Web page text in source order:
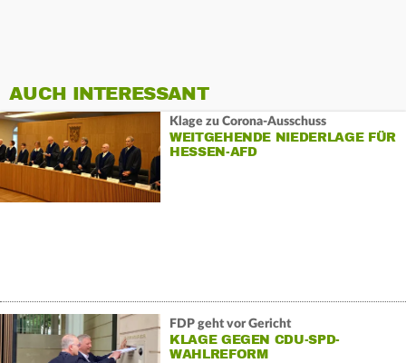
AUCH INTERESSANT
Klage zu Corona-Ausschuss
WEITGEHENDE NIEDERLAGE FÜR
HESSEN-AFD
FDP geht vor Gericht
KLAGE GEGEN CDU-SPD-
WAHLREFORM